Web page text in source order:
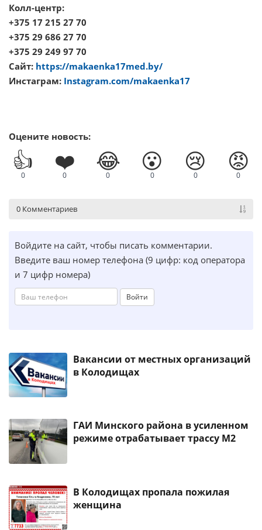
Колл-центр:
+375 17 215 27 70
+375 29 686 27 70
+375 29 249 97 70
Сайт: https://makaenka17med.by/
Инстаграм: Instagram.com/makaenka17
Оцените новость:
👍
0
❤️
0
😂
0
😮
0
😢
0
😡
0
0 Комментариев
Войдите на сайт, чтобы писать комментарии.
Введите ваш номер телефона (9 цифр: код оператора
и 7 цифр номера)
Войти
Вакансии от местных организаций
в Колодищах
ГАИ Минского района в усиленном
режиме отрабатывает трассу М2
В Колодищах пропала пожилая
женщина